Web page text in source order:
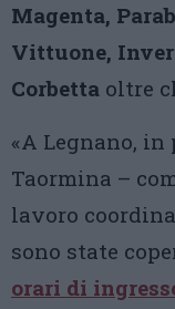
Magenta,
Vittuone,
Corbetta oltre
«A Legnano,
Taormina –
lavoro
sono state
orari di